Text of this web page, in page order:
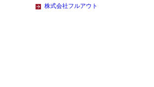
株式会社フルアウト